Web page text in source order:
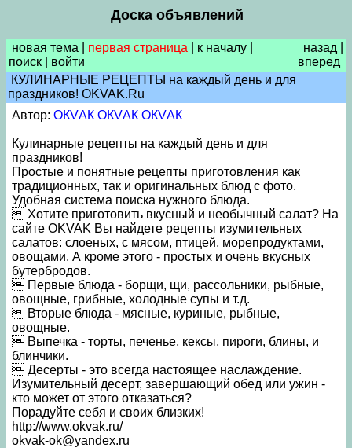
Доска объявлений
новая тема первая страница к началу
поиск
войти
назад
вперед
КУЛИНАРНЫЕ РЕЦЕПТЫ на каждый день и для
праздников! OKVAK.Ru
Автор: ОКVАК ОКVАК ОКVАК
Кулинарные рецепты на каждый день и для
праздников!
Простые и понятные рецепты приготовления как
традиционных, так и оригинальных блюд c фото.
Удобная система поиска нужного блюда.
 Хотите приготовить вкусный и необычный салат? На
сайте OKVAK Вы найдете рецепты изумительных
салатов: слоеных, с мясом, птицей, морепродуктами,
овощами. А кроме этого - простых и очень вкусных
бутербродов.
 Первые блюда - борщи, щи, рассольники, рыбные,
овощные, грибные, холодные супы и т.д.
 Вторые блюда - мясные, куриные, рыбные,
овощные.
 Выпечка - торты, печенье, кексы, пироги, блины, и
блинчики.
 Десерты - это всегда настоящее наслаждение.
Изумительный десерт, завершающий обед или ужин -
кто может от этого отказаться?
Порадуйте себя и своих близких!
http://www.okvak.ru/
okvak-ok@yandex.ru